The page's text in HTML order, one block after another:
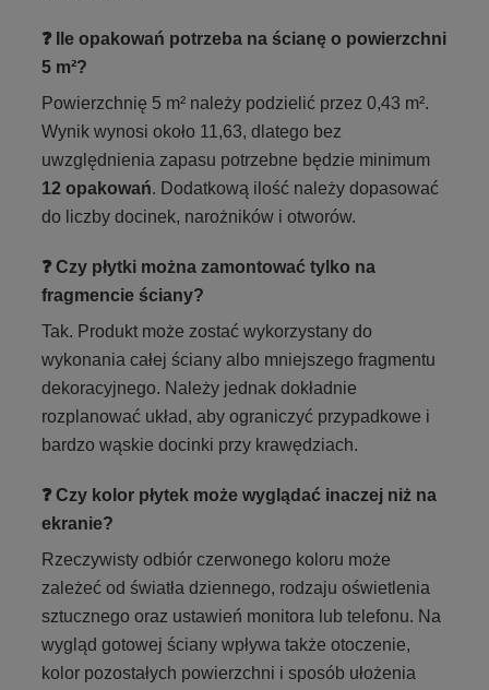
❓ Ile opakowań potrzeba na ścianę o powierzchni
5 m²?
Powierzchnię 5 m² należy podzielić przez 0,43 m².
Wynik wynosi około 11,63, dlatego bez
uwzględnienia zapasu potrzebne będzie minimum
12 opakowań. Dodatkową ilość należy dopasować
do liczby docinek, narożników i otworów.
❓ Czy płytki można zamontować tylko na
fragmencie ściany?
Tak. Produkt może zostać wykorzystany do
wykonania całej ściany albo mniejszego fragmentu
dekoracyjnego. Należy jednak dokładnie
rozplanować układ, aby ograniczyć przypadkowe i
bardzo wąskie docinki przy krawędziach.
❓ Czy kolor płytek może wyglądać inaczej niż na
ekranie?
Rzeczywisty odbiór czerwonego koloru może
zależeć od światła dziennego, rodzaju oświetlenia
sztucznego oraz ustawień monitora lub telefonu. Na
wygląd gotowej ściany wpływa także otoczenie,
kolor pozostałych powierzchni i sposób ułożenia